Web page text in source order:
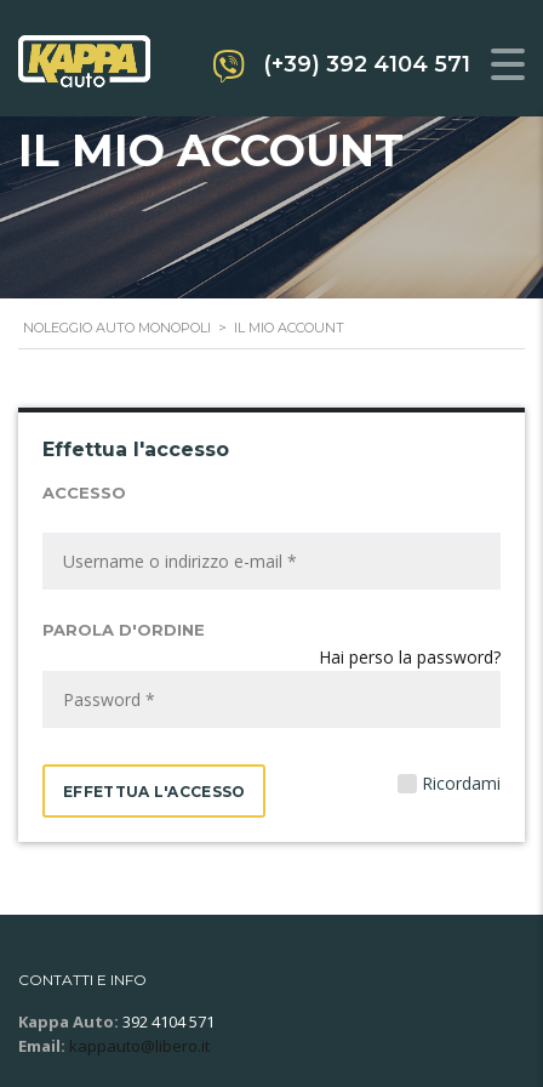
(+39) 392 4104 571
IL MIO ACCOUNT
NOLEGGIO AUTO MONOPOLI > IL MIO ACCOUNT
Effettua l'accesso
ACCESSO
PAROLA D'ORDINE
Hai perso la password?
Ricordami
CONTATTI E INFO
Kappa Auto: 392 4104 571
Email: kappauto@libero.it